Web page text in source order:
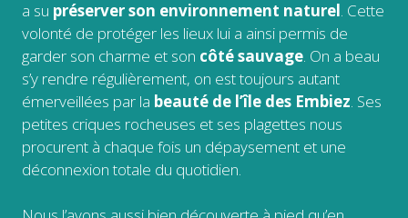
a su préserver son environnement naturel. Cette
volonté de protéger les lieux lui a ainsi permis de
garder son charme et son côté sauvage. On a beau
s’y rendre régulièrement, on est toujours autant
émerveillées par la beauté de l’île des Embiez. Ses
petites criques rocheuses et ses plagettes nous
procurent à chaque fois un dépaysement et une
déconnexion totale du quotidien.